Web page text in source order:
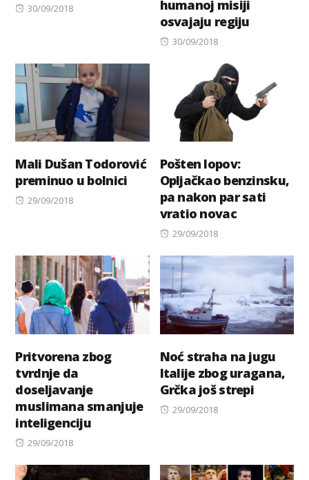
Posted
30/09/2018
humanoj misiji
osvajaju regiju
Posted
30/09/2018
Mali Dušan Todorović
preminuo u bolnici
Posted
29/09/2018
Pošten lopov:
Opljačkao benzinsku,
pa nakon par sati
vratio novac
Posted
29/09/2018
Pritvorena zbog
tvrdnje da
doseljavanje
muslimana smanjuje
inteligenciju
Posted
29/09/2018
Noć straha na jugu
Italije zbog uragana,
Grčka još strepi
Posted
29/09/2018